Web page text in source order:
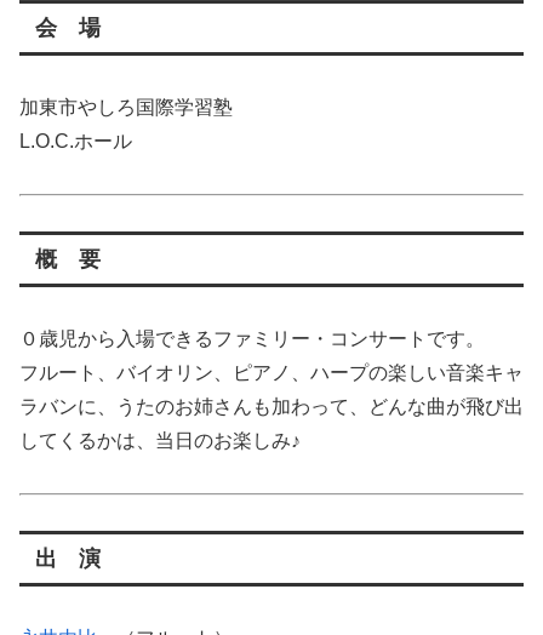
会 場
加東市やしろ国際学習塾
L.O.C.ホール
概 要
０歳児から入場できるファミリー・コンサートです。
フルート、バイオリン、ピアノ、ハープの楽しい音楽キャ
ラバンに、うたのお姉さんも加わって、どんな曲が飛び出
してくるかは、当日のお楽しみ♪
出 演